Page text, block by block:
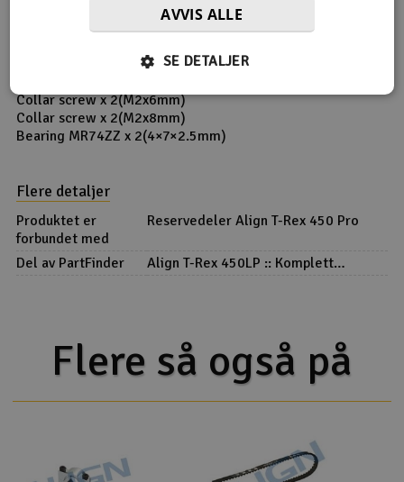
Metal T tyep arm x 1(19.5x6x5mm)
Metal Bearing mount x 1(9.2x8.2x6.5mm)
Slide shaft x 1(4x4.8x10.8mm)
Collar screw x 2(M2x6mm)
Collar screw x 2(M2x8mm)
Bearing MR74ZZ x 2(4×7×2.5mm)
Flere detaljer
Produktet er
forbundet med
Reservedeler Align T-Rex 450 Pro
Del av PartFinder
Align T-Rex 450LP :: Komplett
Flere så også på
AVVIS ALLE
SE DETALJER